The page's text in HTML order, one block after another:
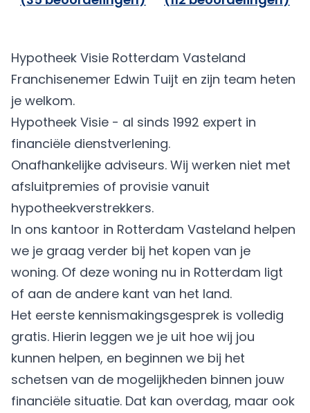
Hypotheek Visie Rotterdam Vasteland
Franchisenemer Edwin Tuijt en zijn team heten
je welkom.
Hypotheek Visie - al sinds 1992 expert in
financiële dienstverlening.
Onafhankelijke adviseurs. Wij werken niet met
afsluitpremies of provisie vanuit
hypotheekverstrekkers.
In ons kantoor in Rotterdam Vasteland helpen
we je graag verder bij het kopen van je
woning. Of deze woning nu in Rotterdam ligt
of aan de andere kant van het land.
Het eerste kennismakingsgesprek is volledig
gratis. Hierin leggen we je uit hoe wij jou
kunnen helpen, en beginnen we bij het
schetsen van de mogelijkheden binnen jouw
financiële situatie. Dat kan overdag, maar ook